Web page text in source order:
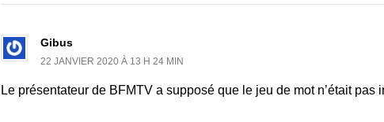
Gibus
22 JANVIER 2020 À 13 H 24 MIN
Le présentateur de BFMTV a supposé que le jeu de mot n’était pas